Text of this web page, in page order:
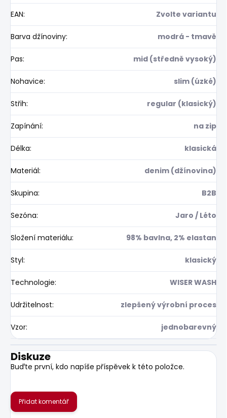
EAN: Zvolte variantu
Barva džínoviny: modrá - tmavě
Pas: mid (středně vysoký)
Nohavice: slim (úzké)
Střih: regular (klasický)
Zapínání: na zip
Délka: klasická
Materiál: denim (džínovina)
Skupina: B2B
Sezóna: Jaro / Léto
Složení materiálu: 98% bavlna, 2% elastan
Styl: klasický
Technologie: WISER WASH
Udržitelnost: zlepšený výrobní proces
Vzor: jednobarevný
Diskuze
Buďte první, kdo napíše příspěvek k této položce.
Přidat komentář